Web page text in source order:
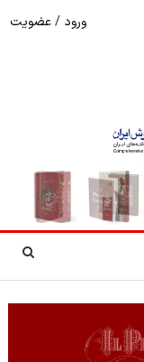
ورود /عضویت